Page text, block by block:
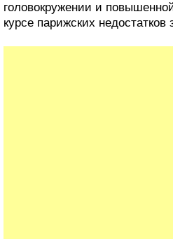
головокружении и
курсе парижских недостатков